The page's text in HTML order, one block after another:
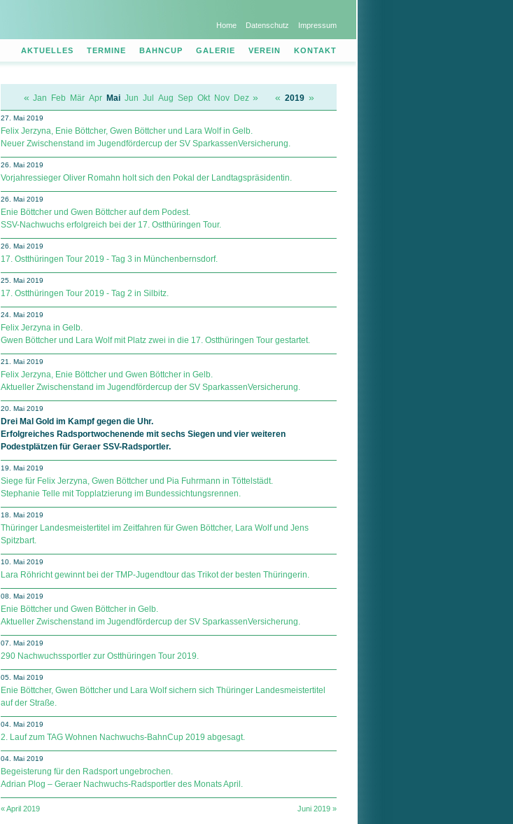
Home Datenschutz Impressum
AKTUELLES TERMINE BAHNCUP GALERIE VEREIN KONTAKT
« Jan Feb Mär Apr Mai Jun Jul Aug Sep Okt Nov Dez » « 2019 »
27. Mai 2019
Felix Jerzyna, Enie Böttcher, Gwen Böttcher und Lara Wolf in Gelb.
Neuer Zwischenstand im Jugendfördercup der SV Spar­kas­sen­Ver­si­che­rung.
26. Mai 2019
Vorjahressieger Oliver Romahn holt sich den Pokal der Landtagspräsidentin.
26. Mai 2019
Enie Böttcher und Gwen Böttcher auf dem Podest.
SSV-Nachwuchs erfolgreich bei der 17. Ostthüringen Tour.
26. Mai 2019
17. Ostthüringen Tour 2019 - Tag 3 in Münchenbernsdorf.
25. Mai 2019
17. Ostthüringen Tour 2019 - Tag 2 in Silbitz.
24. Mai 2019
Felix Jerzyna in Gelb.
Gwen Böttcher und Lara Wolf mit Platz zwei in die 17. Ostthüringen Tour gestartet.
21. Mai 2019
Felix Jerzyna, Enie Böttcher und Gwen Böttcher in Gelb.
Aktueller Zwischenstand im Jugendfördercup der SV Spar­kas­sen­Ver­si­che­rung.
20. Mai 2019
Drei Mal Gold im Kampf gegen die Uhr.
Erfolgreiches Radsportwochenende mit sechs Siegen und vier weiteren
Podestplätzen für Geraer SSV-Radsportler.
19. Mai 2019
Siege für Felix Jerzyna, Gwen Böttcher und Pia Fuhrmann in Töttelstädt.
Stephanie Telle mit Topplatzierung im Bundessichtungsrennen.
18. Mai 2019
Thüringer Landesmeistertitel im Zeitfahren für Gwen Böttcher, Lara Wolf und Jens
Spitzbart.
10. Mai 2019
Lara Röhricht gewinnt bei der TMP-Jugendtour das Trikot der besten Thüringerin.
08. Mai 2019
Enie Böttcher und Gwen Böttcher in Gelb.
Aktueller Zwischenstand im Jugendfördercup der SV Spar­kas­sen­Ver­si­che­rung.
07. Mai 2019
290 Nachwuchssportler zur Ostthüringen Tour 2019.
05. Mai 2019
Enie Böttcher, Gwen Böttcher und Lara Wolf sichern sich Thüringer Landesmeistertitel
auf der Straße.
04. Mai 2019
2. Lauf zum TAG Wohnen Nachwuchs-BahnCup 2019 abgesagt.
04. Mai 2019
Begeisterung für den Radsport ungebrochen.
Adrian Plog – Geraer Nachwuchs-Radsportler des Monats April.
« April 2019 Juni 2019 »